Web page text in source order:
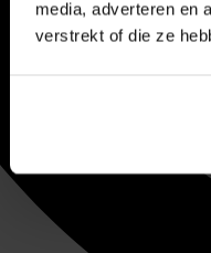
media, adverteren en
verstrekt of die ze